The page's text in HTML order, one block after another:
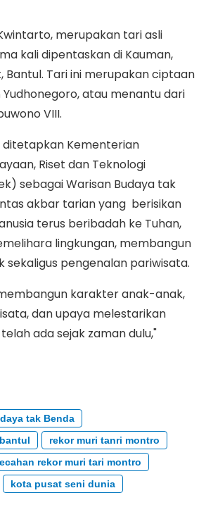
merupakan tari asli
kali dipentaskan di Kauman,
Bantul. Tari ini merupakan ciptaan
Yudhonegoro, atau menantu dari
VIII.
ditetapkan Kementerian
Riset dan Teknologi
sebagai Warisan Budaya tak
akbar tarian yang berisikan
terus beribadah ke Tuhan,
lingkungan, membangun
pengenalan pariwisata.
karakter anak-anak,
dan upaya melestarikan
ada sejak zaman dulu,"
tak Benda
rekor muri tanri montro
rekor muri tari montro
kota pusat seni dunia